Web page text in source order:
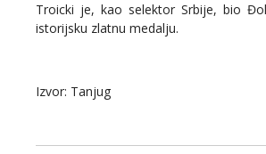
Troicki je, kao selektor Srbije, bio
istorijsku zlatnu medalju.
Izvor: Tanjug